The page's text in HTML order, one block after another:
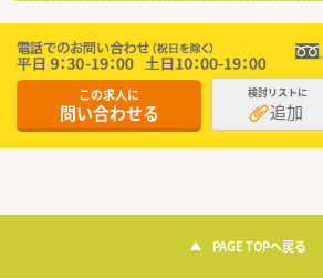
この求人に
問い合わせる
検討リストに
追加
PAGE TOPへ戻る